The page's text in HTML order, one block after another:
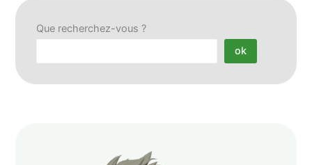
Que recherchez-vous ?
ok